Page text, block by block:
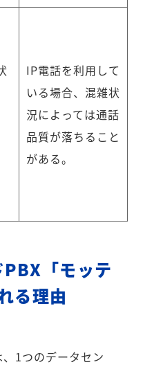
IP電話を利用して
いる場合、混雑状
況によっては通話
品質が落ちること
がある。
「モッテ
る理由
1つのデータセン